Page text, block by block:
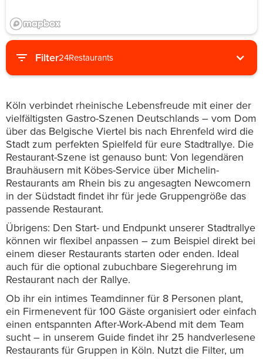
Filter24Restaurants
Köln verbindet rheinische Lebensfreude mit einer der
vielfältigsten Gastro-Szenen Deutschlands – vom Dom
über das Belgische Viertel bis nach Ehrenfeld wird die
Stadt zum perfekten Spielfeld für eure Stadtrallye. Die
Restaurant-Szene ist genauso bunt: Von legendären
Brauhäusern mit Köbes-Service über Michelin-
Restaurants am Rhein bis zu angesagten Newcomern
in der Südstadt findet ihr für jede Gruppengröße das
passende Restaurant.
Übrigens: Den Start- und Endpunkt unserer Stadtrallye
können wir flexibel anpassen – zum Beispiel direkt bei
einem dieser Restaurants starten oder enden. Ideal
auch für die optional zubuchbare Siegerehrung im
Restaurant nach der Rallye.
Ob ihr ein intimes Teamdinner für 8 Personen plant,
ein Firmenevent für 100 Gäste organisiert oder einfach
einen entspannten After-Work-Abend mit dem Team
sucht – in unserem Guide findet ihr 25 handverlesene
Restaurants für Gruppen in Köln. Nutzt die Filter, um